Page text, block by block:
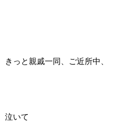
きっと親戚一同、ご近所中、
泣いて